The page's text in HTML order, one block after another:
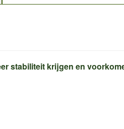
stabiliteit krijgen en